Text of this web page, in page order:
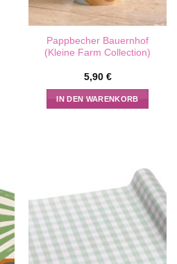
Pappbecher Bauernhof
(Kleine Farm Collection)
5,90 €
IN DEN WARENKORB